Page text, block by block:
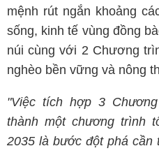
mệnh rút ngắn khoảng
sống, kinh tế vùng đồng
núi cùng với 2 Chương
nghèo bền vững và nông
"Việc tích hợp 3
thành một chương trình
2035 là bước đột phá cần